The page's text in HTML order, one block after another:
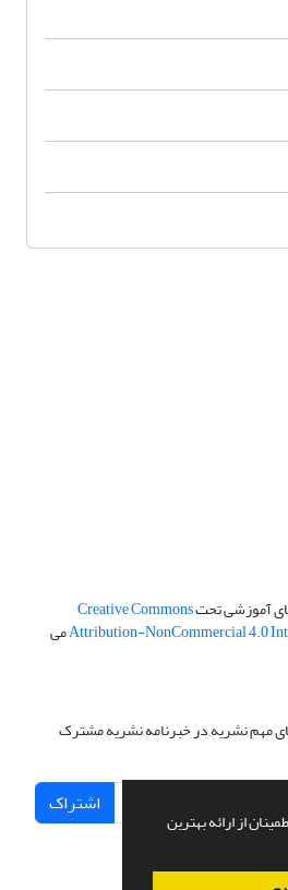
از ارائه بهترین
آموزشی تحتCreative Commons
Attribution-NonCommercial 4.0می
مهم نشریه در خبرنامه نشریه مشترک
اشتراک